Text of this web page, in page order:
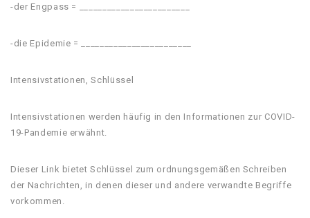
-der Engpass = ________________________
-die Epidemie = ________________________
Intensivstationen, Schlüssel
Intensivstationen werden häufig in den Informationen zur COVID-
19-Pandemie erwähnt.
Dieser Link bietet Schlüssel zum ordnungsgemäßen Schreiben
der Nachrichten, in denen dieser und andere verwandte Begriffe
vorkommen.